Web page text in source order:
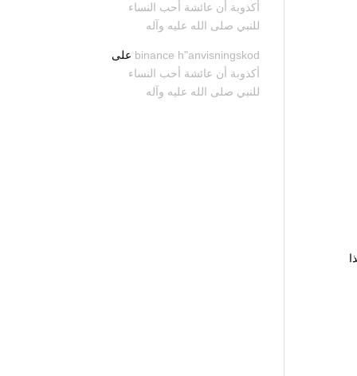
أكذوبة أن عائشة أحب النساء
للنبي صلى الله عليه وآله
binance h"anvisningskod على
أكذوبة أن عائشة أحب النساء
للنبي صلى الله عليه وآله